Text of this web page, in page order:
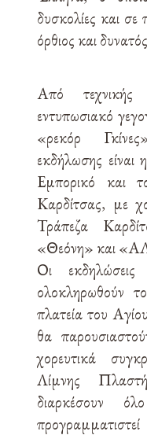
δυσκολίες και σε
όρθιος και
Από τεχνικής
εντυπωσιακό
«ρεκόρ
εκδήλωσης είναι
Εμπορικό και
Καρδίτσας, με
Τράπεζα
«Θεόνη» και
Οι
ολοκληρωθούν
πλατεία του
θα
χορευτικά
Λίμνης
διαρκέσουν